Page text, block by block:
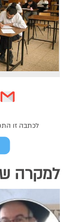
לכתבה זו התפרסמו
למקרה